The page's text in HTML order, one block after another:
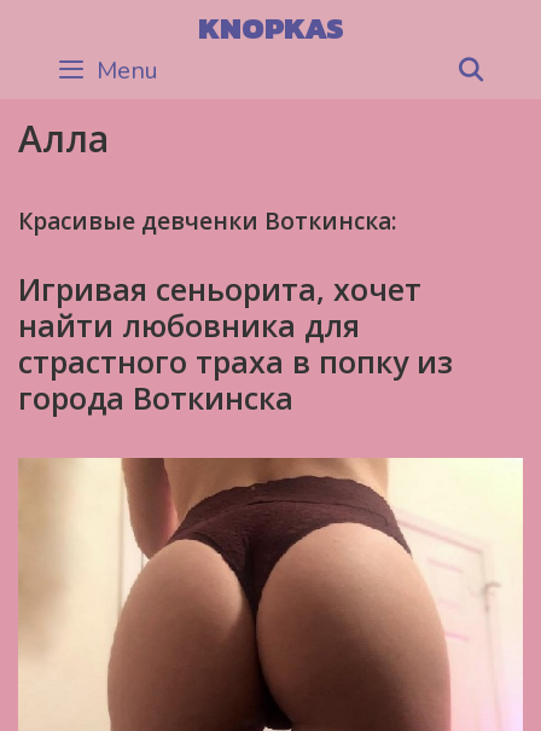
content
KNOPKAS
Menu
Алла
Красивые девченки Воткинска:
Игривая сеньорита, хочет
найти любовника для
страстного траха в попку из
города Воткинска